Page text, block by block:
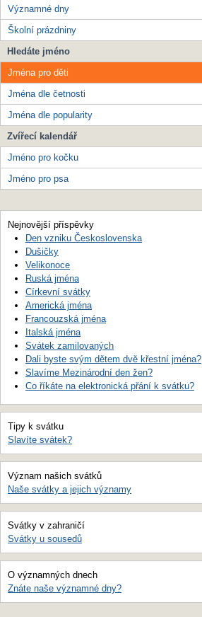
Významné dny
Školní prázdniny
Hledáte jméno
Jména pro děti
Jména dle četnosti
Jména dle popularity
Zvířecí kalendář
Jméno pro kočku
Jméno pro psa
Nejnovější příspěvky
Den vzniku Československa
Dušičky
Velikonoce
Ruská jména
Církevní svátky
Americká jména
Francouzská jména
Italská jména
Svátek zamilovaných
Dali byste svým dětem dvě křestní jména?
Slavíme Mezinárodní den žen?
Co říkáte na elektronická přání k svátku?
Tipy k svátku
Slavíte svátek?
Význam našich svátků
Naše svátky a jejich významy
Svátky v zahraničí
Svátky u sousedů
O významných dnech
Znáte naše významné dny?